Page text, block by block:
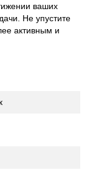
ваших
Не упустите
активным и